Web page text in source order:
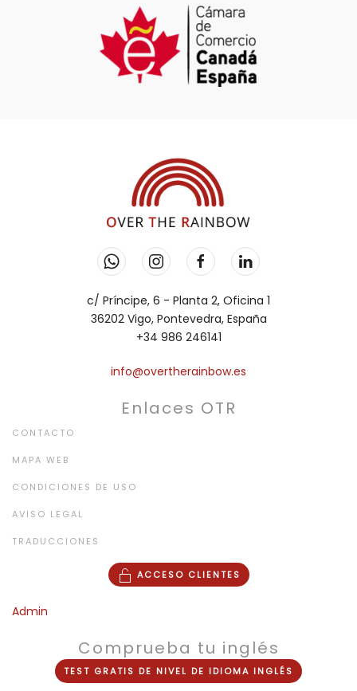
c/ Príncipe, 6 - Planta 2, Oficina 1
36202 Vigo, Pontevedra, España
+34 986 246141
info@overtherainbow.es
Enlaces OTR
CONTACTO
MAPA WEB
CONDICIONES DE USO
AVISO LEGAL
TRADUCCIONES
ACCESO CLIENTES
Admin
Comprueba tu inglés
TEST GRATIS DE NIVEL DE IDIOMA INGLÉS